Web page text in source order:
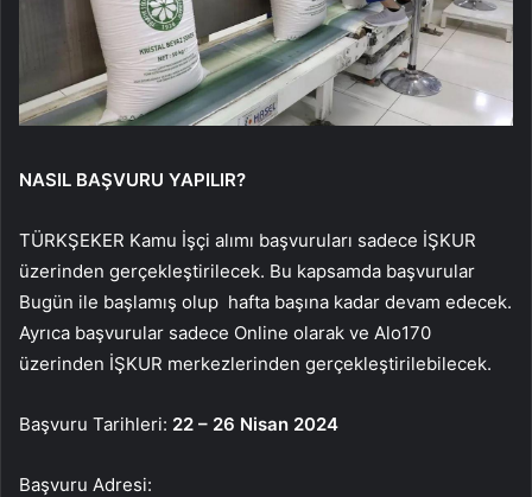
NASIL BAŞVURU YAPILIR?
TÜRKŞEKER Kamu İşçi alımı başvuruları sadece İŞKUR
üzerinden gerçekleştirilecek. Bu kapsamda başvurular
Bugün ile başlamış olup hafta başına kadar devam edecek.
Ayrıca başvurular sadece Online olarak ve Alo170
üzerinden İŞKUR merkezlerinden gerçekleştirilebilecek.
Başvuru Tarihleri: 22 – 26 Nisan 2024
Başvuru Adresi: